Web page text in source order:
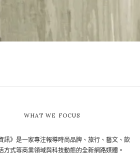
WHAT WE FOCUS
訊》是一家專注報導時尚品牌、旅行、藝文、飲
方式等商業領域與科技動態的全新網路媒體。